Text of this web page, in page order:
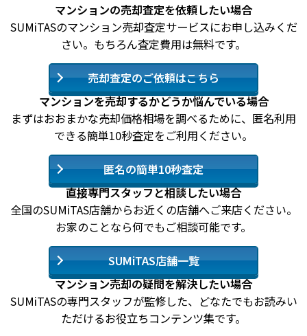
マンションの売却査定を依頼したい場合
SUMiTASのマンション売却査定サービスにお申し込みくだ
さい。もちろん査定費用は無料です。
売却査定のご依頼はこちら
マンションを売却するかどうか悩んでいる場合
まずはおおまかな売却価格相場を調べるために、匿名利用
できる簡単10秒査定をご利用ください。
匿名の簡単10秒査定
直接専門スタッフと相談したい場合
全国のSUMiTAS店舗からお近くの店舗へご来店ください。
お家のことなら何でもご相談可能です。
SUMiTAS店舗一覧
マンション売却の疑問を解決したい場合
SUMiTASの専門スタッフが監修した、どなたでもお読みい
ただけるお役立ちコンテンツ集です。